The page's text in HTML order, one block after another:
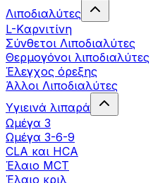
Λιποδιαλύτες
L-Kαρνιτίνη
Σύνθετοι Λιποδιαλύτες
Θερμογόνοι λιποδιαλύτες
Έλεγχος όρεξης
Άλλοι Λιποδιαλύτες
Υγιεινά λιπαρά
Ωμέγα 3
Ωμέγα 3-6-9
CLA και HCA
Έλαιο MCT
Έλαιο κριλ